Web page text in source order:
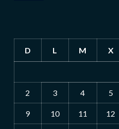
D L M X
2 3 4 5
9 10 11 12